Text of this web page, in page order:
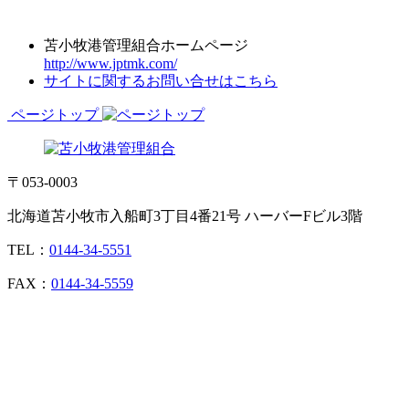
苫小牧港管理組合ホームページ
http://www.jptmk.com/
サイトに関するお問い合せはこちら
ページトップ
〒053-0003
北海道苫小牧市入船町3丁目4番21号 ハーバーFビル3階
TEL： 0144-34-5551
FAX： 0144-34-5559